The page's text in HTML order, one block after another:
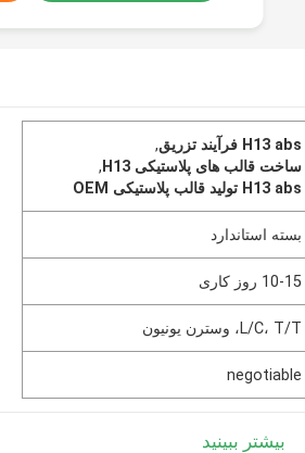
H13 abs فرآیند تزریق
,
ساخت قالب های پلاستیکی H13
,
H13 abs تولید قالب پلاستیکی OEM
بسته استاندارد
10-15 روز کاری
L/C، T/T، وسترن یونیون
negotiable
بیشتر ببینید